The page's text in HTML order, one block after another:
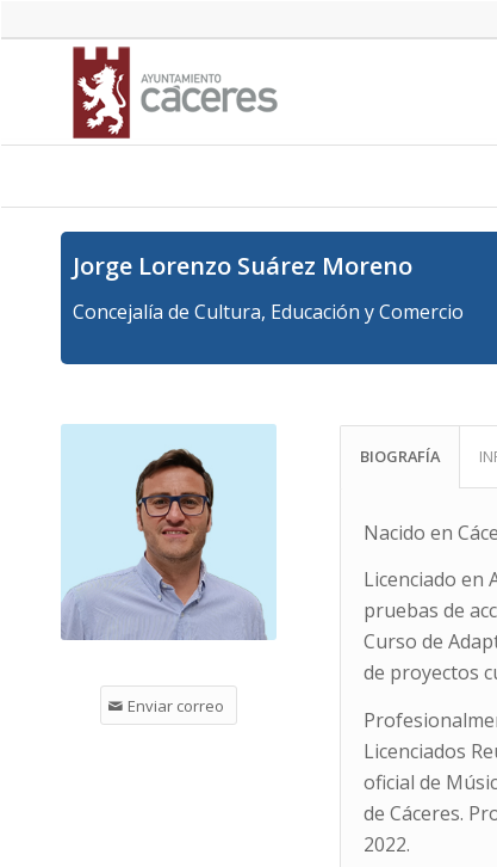
Jorge Lorenzo Suárez Moreno
Concejalía de Cultura, Educación y Comercio
Enviar correo
BIOGRAFÍA
Nacido en
Licenciado en
pruebas de
Curso de
de proyectos
Licenciados
oficial de
de Cáceres.
2022.